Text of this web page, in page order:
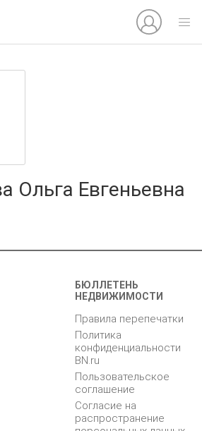
Ольга Евгеньевна
БЮЛЛЕТЕНЬ
НЕДВИЖИМОСТИ
Правила перепечатки
Политика
конфиденциальности
BN.ru
Пользовательское
соглашение
Согласие на
распространение